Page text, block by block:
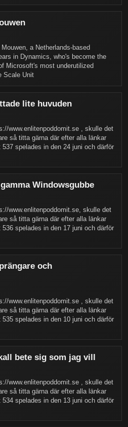
a Netherlands-based
in Dynamics, who's become the
Microsoft's most underutilized
Scale Unit
lite huvuden
www.enlitenpoddomit.se , skulle det
så titta gärna där efter alla länkar
spelades in den 24 juni och därför
Windowsgubbe
www.enlitenpoddomit.se, skulle det
så titta gärna där efter alla länkar
spelades in den 17 juni och därför
och
www.enlitenpoddomit.se , skulle det
så titta gärna där efter alla länkar
spelades in den 10 juni och därför
bete sig som jag vill
www.enlitenpoddomit.se , skulle det
så titta gärna där efter alla länkar
spelades in den 13 juni och därför